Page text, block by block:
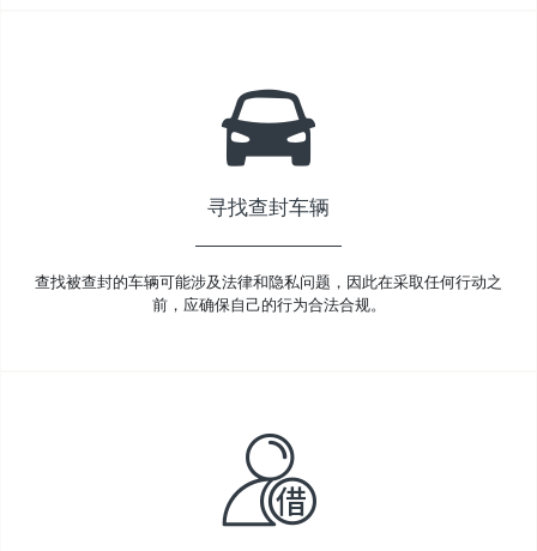
寻找查封车辆
查找被查封的车辆可能涉及法律和隐私问题，因此在采取任何行动之
前，应确保自己的行为合法合规。